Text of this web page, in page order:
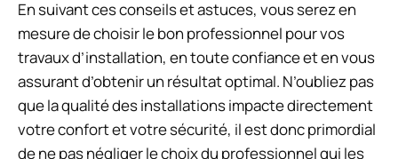
En suivant ces conseils et astuces, vous serez en
mesure de choisir le bon professionnel pour vos
travaux d’installation, en toute confiance et en vous
assurant d’obtenir un résultat optimal. N’oubliez pas
que la qualité des installations impacte directement
votre confort et votre sécurité, il est donc primordial
de ne pas négliger le choix du professionnel qui les